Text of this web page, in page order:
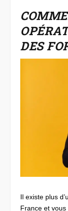
DES
Il existe plus
France et